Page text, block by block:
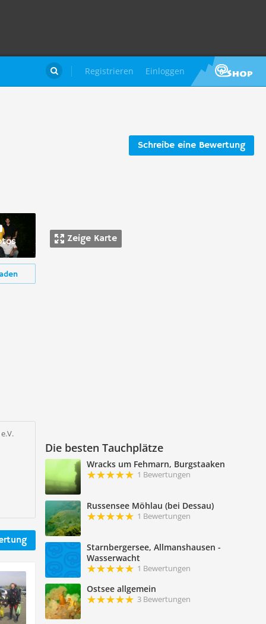
Registrieren Einloggen

Schreibe eine Bewertung
Zeige Karte
Die besten Tauchplätze
Wracks um Fehmarn, Burgstaaken
1 Bewertungen
Russensee Möhlau (bei Dessau)
1 Bewertungen
Starnbergersee, Allmanshausen -
Wasserwacht
1 Bewertungen
Ostsee allgemein
3 Bewertungen